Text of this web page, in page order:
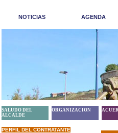
NOTICIAS AGENDA
SALUDO DEL
ALCALDE
ORGANIZACION
PERFIL DEL CONTRATANTE